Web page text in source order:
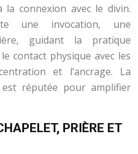
connexion avec le divin.
une invocation, une
guidant la pratique
contact physique avec les
et l’ancrage. La
réputée pour amplifier
PRIÈRE ET